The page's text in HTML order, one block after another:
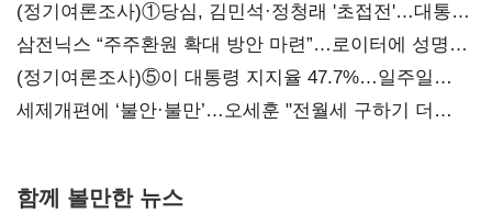
(정기여론조사)①당심, 김민석·정청래 '초접전'…대통령
지지도 '50% 아래로'(종합)
삼전닉스 “주주환원 확대 방안 마련”…로이터에 성명
보내
(정기여론조사)⑤이 대통령 지지율 47.7%…일주일
만에 다시 40%대
세제개편에 ‘불안·불만’…오세훈 "전월세 구하기 더
함께 볼만한 뉴스